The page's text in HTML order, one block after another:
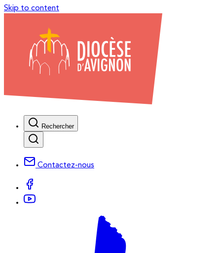
Skip to content
Rechercher
Contactez-nous